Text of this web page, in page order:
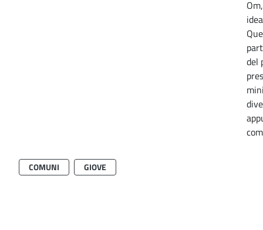
del
COMUNI GIOVE